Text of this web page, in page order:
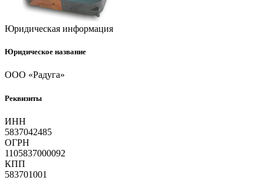
Юридическая информация
Юридическое название
ООО «Радуга»
Реквизиты
ИНН
5837042485
ОГРН
1105837000092
КПП
583701001